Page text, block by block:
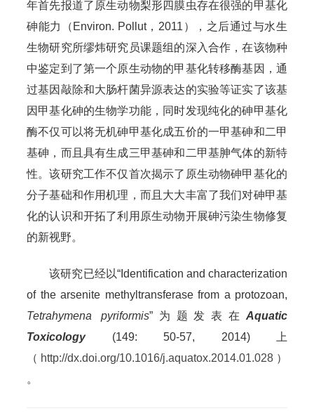
年首先报道了原生动物梨形四膜虫存在很强的甲基化
砷能力（ Environ. Pollut， 2011 ），之后通过与水生
生物研究所缪炜研究员课题组的深入合作，在该物种
中鉴定到了第一个原生动物的甲基化转移酶基因，通
过基因敲除和大肠杆菌异源表达的实验等证实了该基
因甲基化砷的生物学功能，同时发现纯化的砷甲基化
酶不仅可以将无机砷甲基化成五价的一甲基砷和二甲
基砷，而且具有生成三甲基砷和二甲基胂气体的新特
性。该研究工作不仅首次揭示了原生动物砷甲基化的
分子基础和作用机理，而且大大丰富了我们对砷甲基
化的认识和开拓了利用原生动物开展砷污染生物修复
的新视野。
该研究已经以“Identification and characterization
of the arsenite methyltransferase from a protozoan,
Tetrahymena pyriformis”为题发表在Aquatic
Toxicology(149: 50-57, 2014)
上
（ http://dx.doi.org/10.1016/j.aquatox.2014.01.028 ）
。